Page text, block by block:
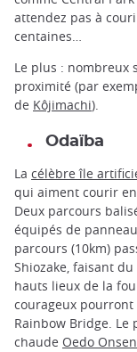
attendez pas à
centaines…
Le plus : nombreux
proximité (par
de Kôjimachi).
Odaïba
La célèbre île
qui aiment courir
Deux parcours
équipés de
parcours (10km)
Shiozake, faisant
hauts lieux de la
courageux pourront
Rainbow Bridge. Le
chaude Oedo